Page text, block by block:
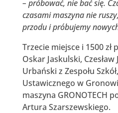
– próbować, nie bać się.
czasami maszyna nie
przodu i próbujemy
Trzecie miejsce i 1500 zł
Oskar Jaskulski,
Urbański z Zespołu
Ustawicznego w
maszyna GRONOTECH
Artura Szarszewskiego.